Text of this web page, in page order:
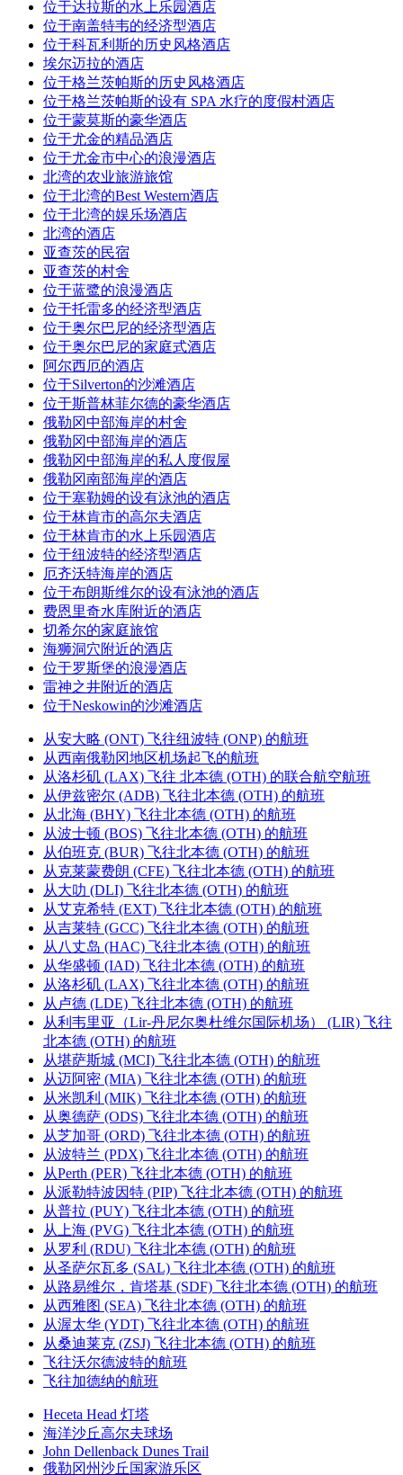
位于达拉斯的水上乐园酒店
位于南盖特韦的经济型酒店
位于科瓦利斯的历史风格酒店
埃尔迈拉的酒店
位于格兰茨帕斯的历史风格酒店
位于格兰茨帕斯的设有 SPA 水疗的度假村酒店
位于蒙莫斯的豪华酒店
位于尤金的精品酒店
位于尤金市中心的浪漫酒店
北湾的农业旅游旅馆
位于北湾的Best Western酒店
位于北湾的娱乐场酒店
北湾的酒店
亚查茨的民宿
亚查茨的村舍
位于蓝鹭的浪漫酒店
位于托雷多的经济型酒店
位于奥尔巴尼的经济型酒店
位于奥尔巴尼的家庭式酒店
阿尔西厄的酒店
位于Silverton的沙滩酒店
位于斯普林菲尔德的豪华酒店
俄勒冈中部海岸的村舍
俄勒冈中部海岸的酒店
俄勒冈中部海岸的私人度假屋
俄勒冈南部海岸的酒店
位于塞勒姆的设有泳池的酒店
位于林肯市的高尔夫酒店
位于林肯市的水上乐园酒店
位于纽波特的经济型酒店
厄齐沃特海岸的酒店
位于布朗斯维尔的设有泳池的酒店
费恩里奇水库附近的酒店
切希尔的家庭旅馆
海狮洞穴附近的酒店
位于罗斯堡的浪漫酒店
雷神之井附近的酒店
位于Neskowin的沙滩酒店
从安大略 (ONT) 飞往纽波特 (ONP) 的航班
从西南俄勒冈地区机场起飞的航班
从洛杉矶 (LAX) 飞往 北本德 (OTH) 的联合航空航班
从伊兹密尔 (ADB) 飞往北本德 (OTH) 的航班
从北海 (BHY) 飞往北本德 (OTH) 的航班
从波士顿 (BOS) 飞往北本德 (OTH) 的航班
从伯班克 (BUR) 飞往北本德 (OTH) 的航班
从克莱蒙费朗 (CFE) 飞往北本德 (OTH) 的航班
从大叻 (DLI) 飞往北本德 (OTH) 的航班
从艾克希特 (EXT) 飞往北本德 (OTH) 的航班
从吉莱特 (GCC) 飞往北本德 (OTH) 的航班
从八丈岛 (HAC) 飞往北本德 (OTH) 的航班
从华盛顿 (IAD) 飞往北本德 (OTH) 的航班
从洛杉矶 (LAX) 飞往北本德 (OTH) 的航班
从卢德 (LDE) 飞往北本德 (OTH) 的航班
从利韦里亚（Lir-丹尼尔奥杜维尔国际机场） (LIR) 飞往
北本德 (OTH) 的航班
从堪萨斯城 (MCI) 飞往北本德 (OTH) 的航班
从迈阿密 (MIA) 飞往北本德 (OTH) 的航班
从米凯利 (MIK) 飞往北本德 (OTH) 的航班
从奥德萨 (ODS) 飞往北本德 (OTH) 的航班
从芝加哥 (ORD) 飞往北本德 (OTH) 的航班
从波特兰 (PDX) 飞往北本德 (OTH) 的航班
从Perth (PER) 飞往北本德 (OTH) 的航班
从派勒特波因特 (PIP) 飞往北本德 (OTH) 的航班
从普拉 (PUY) 飞往北本德 (OTH) 的航班
从上海 (PVG) 飞往北本德 (OTH) 的航班
从罗利 (RDU) 飞往北本德 (OTH) 的航班
从圣萨尔瓦多 (SAL) 飞往北本德 (OTH) 的航班
从路易维尔，肯塔基 (SDF) 飞往北本德 (OTH) 的航班
从西雅图 (SEA) 飞往北本德 (OTH) 的航班
从渥太华 (YDT) 飞往北本德 (OTH) 的航班
从桑迪莱克 (ZSJ) 飞往北本德 (OTH) 的航班
飞往沃尔德波特的航班
飞往加德纳的航班
Heceta Head 灯塔
海洋沙丘高尔夫球场
John Dellenback Dunes Trail
俄勒冈州沙丘国家游乐区